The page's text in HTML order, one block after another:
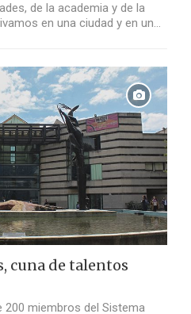
de la academia y de la
en una ciudad y en un…
cuna de talentos
200 miembros del Sistema